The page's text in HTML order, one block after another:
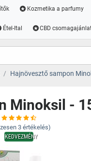
Kozmetika a parfumy
Étel-Ital CBD
Hajnövesztő sampon
Minoksil -
3 értékelés)
KEDVEZMÉNY